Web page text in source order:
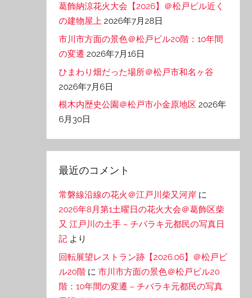
葛飾納涼花火大会【2026】＠松戸ビル近く
の建物屋上 2026年7月28日
市川市方面の景色＠松戸ビル20階：10年間
の変遷 2026年7月16日
ひまわり畑だった場所＠松戸市和名ヶ谷
2026年7月6日
根木内歴史公園＠松戸市小金原地区 2026年
6月30日
最近のコメント
常磐線沿線の花火＠江戸川柴又河岸 に
2026年8月第1土曜日の花火大会＠葛飾区柴
又 江戸川の土手 – チバラキ元都民の写真日
記 より
回転展望レストラン跡【2026.06】＠松戸ビ
ル20階 に市川市方面の景色＠松戸ビル20
階：10年間の変遷 – チバラキ元都民の写真